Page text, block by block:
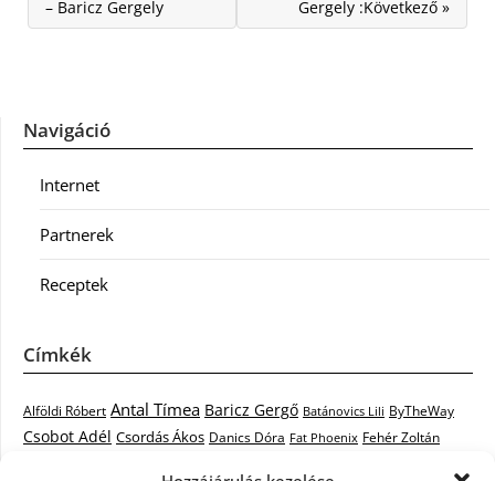
– Baricz Gergely
Gergely :Következő »
Navigáció
Internet
Partnerek
Receptek
Címkék
Alföldi Róbert Antal Tímea Baricz Gergő Batánovics Lili ByTheWay
Csobot Adél Csordás Ákos Danics Dóra Fat Phoenix Fehér Zoltán